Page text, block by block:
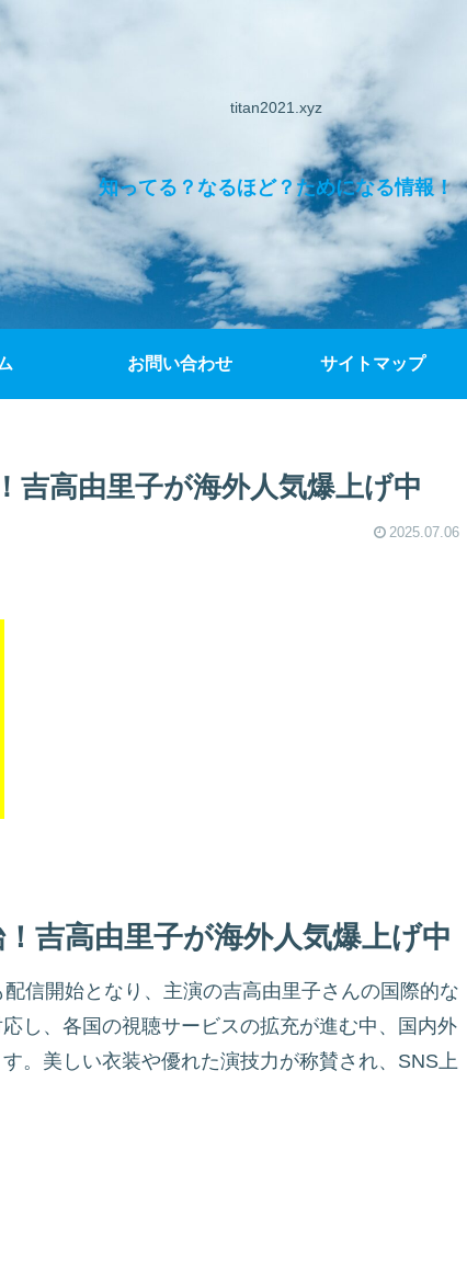
titan2021.xyz
知ってる？なるほど？ためになる情報！
お問い合わせ サイトマップ
吉高由里子が海外人気爆上げ中
2025.07.06
吉高由里子が海外人気爆上げ中
信開始となり、主演の吉高由里子さんの国際的な
し、各国の視聴サービスの拡充が進む中、国内外
。美しい衣装や優れた演技力が称賛され、SNS上